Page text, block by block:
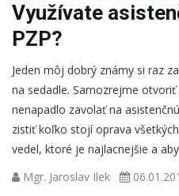
Využívate
PZP?
Jeden môj dobrý známy si raz
na sedadle. Samozrejme
nenapadlo zavolať na
zistiť koľko stojí oprava
vedel, ktoré je najlacnejšie a
Mgr. Jaroslav Ilek